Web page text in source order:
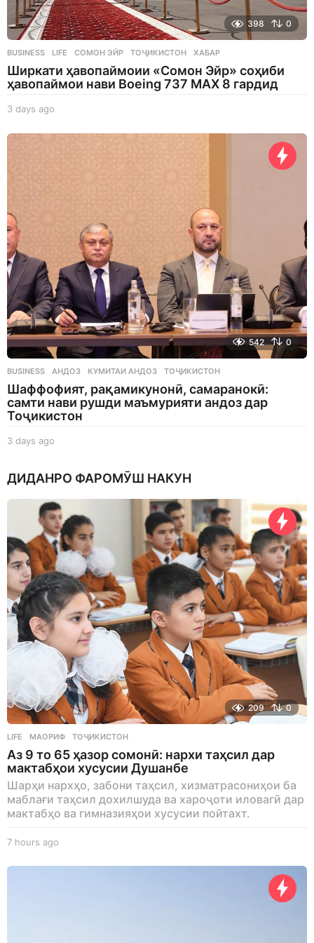
398 0
BUSINESS ,LIFE СОМОН ЭЙР ,ТОҶИКИСТОН ,ХАБАР
Ширкати ҳавопаймоии «Сомон Эйр» соҳиби
ҳавопаймои нави Boeing 737 MAX 8 гардид
3 days ago
a
542 0
BUSINESS АНДОЗ ,КУМИТАИ АНДОЗ ,ТОҶИКИСТОН
Шаффофият, рақамикунонӣ, самаранокӣ:
самти нави рушди маъмурияти андоз дар
Тоҷикистон
3 days ago
y
a
g
o
ДИДАНРО ФАРОМӮШ НАКУН
209 0
LIFE МАОРИФ ,ТОҶИКИСТОН
Аз 9 то 65 ҳазор сомонӣ: нархи таҳсил дар
мактабҳои хусусии Душанбе
Шарҳи нархҳо, забони таҳсил, хизматрасониҳои ба
маблағи таҳсил дохилшуда ва хароҷоти иловагӣ дар
мактабҳо ва гимназияҳои хусусии пойтахт.
7 hours ago
o